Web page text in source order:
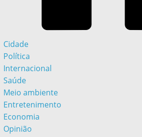
Cidade
Política
Internacional
Saúde
Meio ambiente
Entretenimento
Economia
Opinião